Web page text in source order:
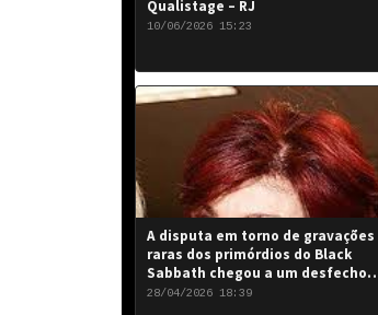
Qualistage – RJ
10/06/2026 15:23
A disputa em torno de gravações
raras dos primórdios do Black
Sabbath chegou a um desfecho
favorável para a banda.
28/04/2026 18:39